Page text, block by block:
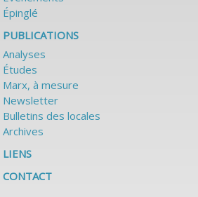
Épinglé
PUBLICATIONS
Analyses
Études
Marx, à mesure
Newsletter
Bulletins des locales
Archives
LIENS
CONTACT